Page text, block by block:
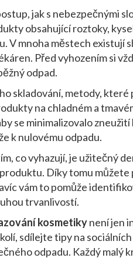
jak s nebezpečnými
obsahující roztoky,
V mnoha městech existují
Před vyhozením si
odpad.
skladování, metody, které
na chladném a
se minimalizovalo
k nulovému odpadu.
co vyhazují, je užitečný
Díky tomu můžete
vám to pomůže
trvanlivostí.
kosmetikynení jen
sdílejte tipy na
odpadu. Každý malý